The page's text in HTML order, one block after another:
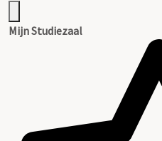
Mijn Studiezaal